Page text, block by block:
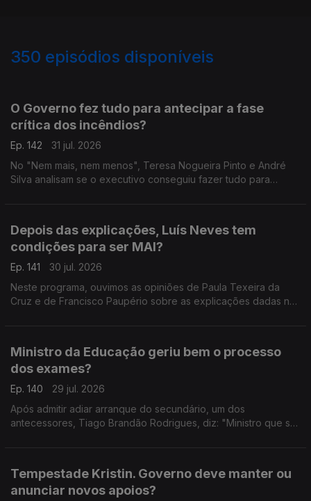
350 episódios disponíveis
O Governo fez tudo para antecipar a fase
crítica dos incêndios?
Ep. 142
31 jul. 2026
No "Nem mais, nem menos", Teresa Nogueira Pinto e André
Silva analisam se o executivo conseguiu fazer tudo para
Depois das explicações, Luís Neves tem
condições para ser MAI?
Ep. 141
30 jul. 2026
Neste programa, ouvimos as opiniões de Paula Texeira da
Cruz e de Francisco Paupério sobre as explicações dadas na
Ministro da Educação geriu bem o processo
dos exames?
Ep. 140
29 jul. 2026
Após admitir adiar arranque do secundário, um dos
antecessores, Tiago Brandão Rodrigues, diz: "Ministro que se
Tempestade Kristin. Governo deve manter ou
anunciar novos apoios?